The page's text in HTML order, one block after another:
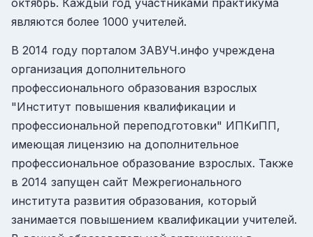
являются более 1000 учителей.
В 2014 году порталом ЗАВУЧ.инфо учреждена
организация дополнительного
профессионального образования взрослых
"Институт повышения квалификации и
профессиональной переподготовки" ИПКиПП,
имеющая лицензию на дополнительное
профессиональное образование взрослых. Также
в 2014 запущен сайт Межрегионального
института развития образования, который
занимается повышением квалификации учителей.